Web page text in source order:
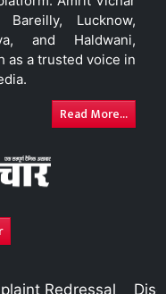
Lucknow,
and Haldwani,
as a trusted voice in
Read More...
Redressal